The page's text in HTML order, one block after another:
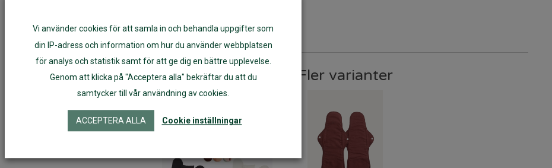
Artikelnr:16004
Fler varianter
Vi använder cookies för att samla in och behandla uppgifter som
din IP-adress och information om hur du använder webbplatsen
för analys och statistik samt för att ge dig en bättre upplevelse.
Genom att klicka på "Acceptera alla" bekräftar du att du
samtycker till vår användning av cookies.
ACCEPTERA ALLA Cookie inställningar